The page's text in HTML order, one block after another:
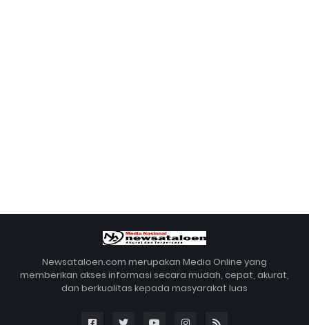
Newsataloen.com merupakan Media Online yang
memberikan akses informasi secara mudah, cepat, akurat,
dan berkualitas kepada masyarakat luas